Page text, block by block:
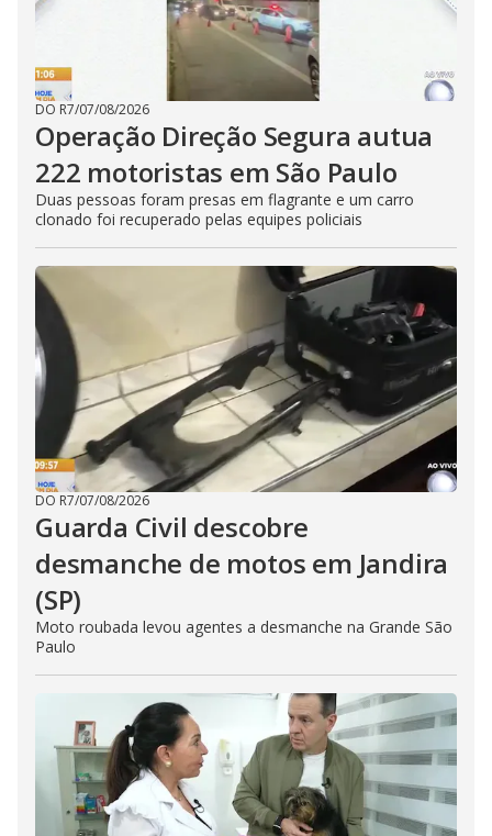
DO R7/07/08/2026
Operação Direção Segura autua
222 motoristas em São Paulo
Duas pessoas foram presas em flagrante e um carro
clonado foi recuperado pelas equipes policiais
DO R7/07/08/2026
Guarda Civil descobre
desmanche de motos em Jandira
(SP)
Moto roubada levou agentes a desmanche na Grande São
Paulo